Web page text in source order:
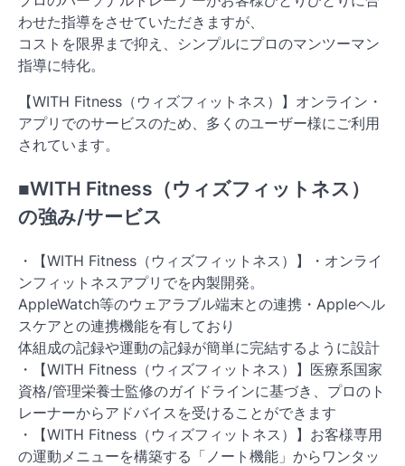
わせた指導をさせていただきますが、
コストを限界まで抑え、シンプルにプロのマンツーマン
指導に特化。
【WITH Fitness（ウィズフィットネス）】オンライン・
アプリでのサービスのため、多くのユーザー様にご利用
されています。
■WITH Fitness（ウィズフィットネス）
の強み/サービス
・【WITH Fitness（ウィズフィットネス）】・オンライ
ンフィットネスアプリでを内製開発。
AppleWatch等のウェアラブル端末との連携・Appleヘル
スケアとの連携機能を有しており
体組成の記録や運動の記録が簡単に完結するように設計
・【WITH Fitness（ウィズフィットネス）】医療系国家
資格/管理栄養士監修のガイドラインに基づき、プロのト
レーナーからアドバイスを受けることができます
・【WITH Fitness（ウィズフィットネス）】お客様専用
の運動メニューを構築する「ノート機能」からワンタッ